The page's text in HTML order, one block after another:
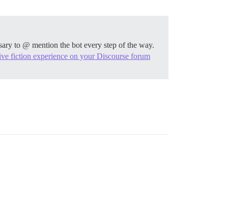
to @ mention the bot every step of the way.
fiction experience on your Discourse forum